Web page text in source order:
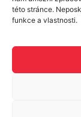
této stránce.
funkce a vlastnosti.